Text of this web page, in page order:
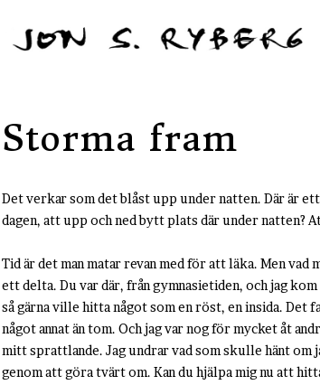
Storma fram
Det verkar som det blåst upp under natten. Där är
dagen, att upp och ned bytt plats där under natten?
Tid är det man matar revan med för att läka. Men vad
ett delta. Du var där, från gymnasietiden, och jag
så gärna ville hitta något som en röst, en insida. Det
något annat än tom. Och jag var nog för mycket åt
mitt sprattlande. Jag undrar vad som skulle hänt
genom att göra tvärt om. Kan du hjälpa mig nu att